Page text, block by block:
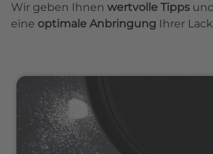
Wir geben Ihnen wertvolle Tipps
eine optimale Anbringung Ihrer